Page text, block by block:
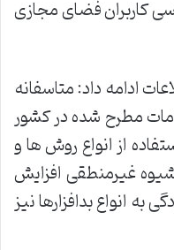
کاربران فضای مجازی
ادامه داد: متاسفانه
مطرح شده در کشور
از انواع روش ها و
غیرمنطقی افزایش
انواع بدافزارها نیز